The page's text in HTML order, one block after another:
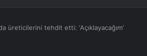
üreticilerini tehdit etti: ‘Açıklayacağım’